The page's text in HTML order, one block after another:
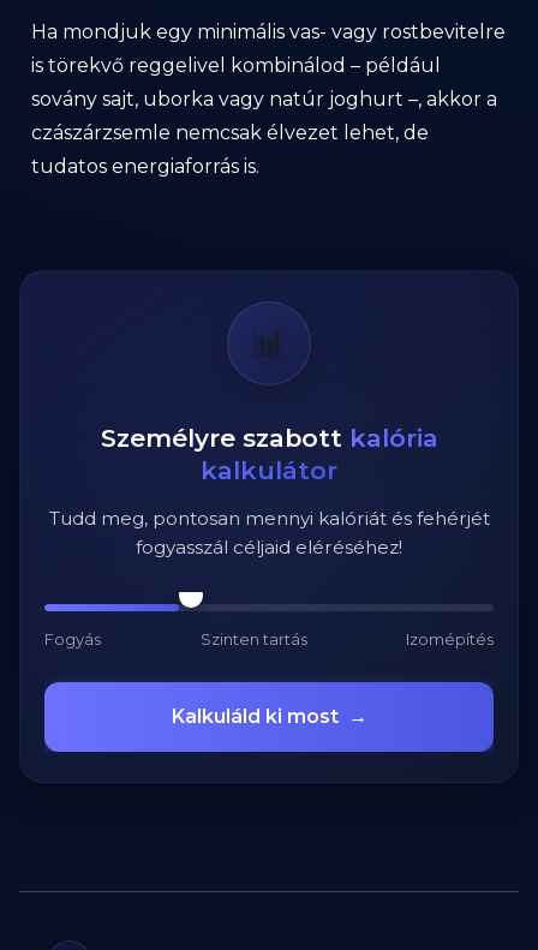
Ha mondjuk egy minimális vas- vagy rostbevitelre
is törekvő reggelivel kombinálod – például
sovány sajt, uborka vagy natúr joghurt –, akkor a
czászárzsemle nemcsak élvezet lehet, de
tudatos energiaforrás is.
📊
Személyre szabott kalória
kalkulátor
Tudd meg, pontosan mennyi kalóriát és fehérjét
fogyasszál céljaid eléréséhez!
Fogyás Szinten tartás Izomépítés
Kalkuláld ki most →